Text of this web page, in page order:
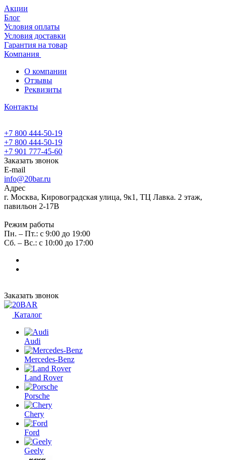
Акции
Блог
Условия оплаты
Условия доставки
Гарантия на товар
Компания
О компании
Отзывы
Реквизиты
Контакты
+7 800 444-50-19
+7 800 444-50-19
+7 901 777-45-60
Заказать звонок
E-mail
info@20bar.ru
Адрес
г. Москва, Кировоградская улица, 9к1, ТЦ Лавка. 2 этаж,
павильон 2-17В
Режим работы
Пн. – Пт.: с 9:00 до 19:00
Сб. – Вс.: с 10:00 до 17:00
Заказать звонок
Каталог
Audi
Mercedes-Benz
Land Rover
Porsche
Chery
Ford
Geely